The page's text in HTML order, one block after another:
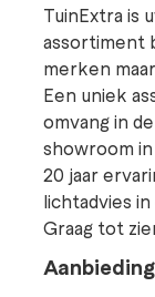
TuinExtra is
assortiment
merken
Een uniek
omvang in
showroom
20 jaar
lichtadvies
Graag tot